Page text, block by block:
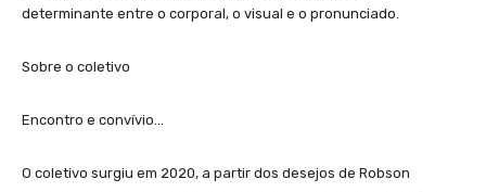
determinante entre o corporal, o visual e o pronunciado.
Sobre o coletivo
Encontro e convívio…
O coletivo surgiu em 2020, a partir dos desejos de Robson